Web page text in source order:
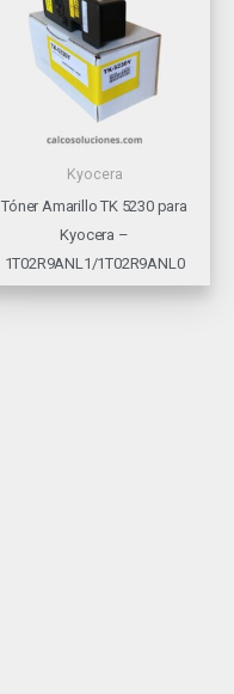
Kyocera
Tóner Amarillo TK 5230 para
Kyocera –
1T02R9ANL1/1T02R9ANL0